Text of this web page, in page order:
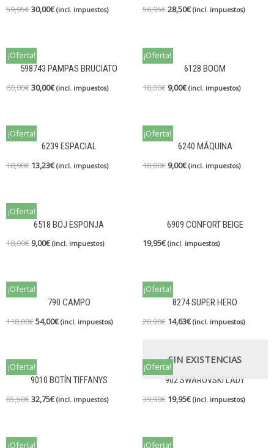
59,95€30,00€ (incl. impuestos)
56,95€28,50€ (incl. impuestos)
¡Oferta!
598743 PAMPAS BRUCIATO
60,00€30,00€ (incl. impuestos)
¡Oferta!
6128 BOOM
18,00€ 9,00€ (incl. impuestos)
¡Oferta!
6239 ESPACIAL
18,90€ 13,23€ (incl. impuestos)
¡Oferta!
6240 MÁQUINA
18,00€ 9,00€ (incl. impuestos)
¡Oferta!
6518 BOJ ESPONJA
18,00€ 9,00€ (incl. impuestos)
6909 CONFORT BEIGE
19,95€ (incl. impuestos)
¡Oferta!
790 CAMPO
118,00€54,00€ (incl. impuestos)
¡Oferta!
8274 SUPER HERO
20,90€ 14,63€ (incl. impuestos)
¡Oferta!
9010 BOTÍN TIFFANYS
65,50€32,75€ (incl. impuestos)
SIN EXISTENCIAS
¡Oferta!
902 SWAROVSKI LADY
39,90€ 19,95€ (incl. impuestos)
¡Oferta! ¡Oferta!